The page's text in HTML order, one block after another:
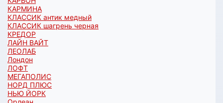
КАРМИНА
КЛАССИК антик медный
КЛАССИК шагрень черная
КРЕДОР
ЛАЙН ВАЙТ
ЛЕОЛАБ
Лондон
ЛОФТ
МЕГАПОЛИС
НОРД ПЛЮС
НЬЮ ЙОРК